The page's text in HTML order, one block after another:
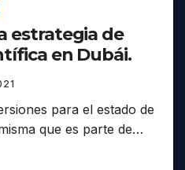
estrategia de
en Dubái.
para el estado de
que es parte de…